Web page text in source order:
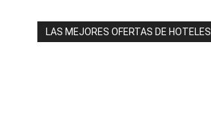
LAS MEJORES OFERTAS DE HOTELES